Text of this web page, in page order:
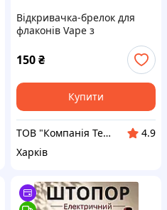
Відкривачка-брелок для
флаконів Vape з
150₴
Купити
ТОВ "Компанія Темпер"
4.9
Харків